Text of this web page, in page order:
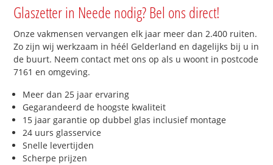
Glaszetter in Neede nodig? Bel ons direct!
Onze vakmensen vervangen elk jaar meer dan 2.400 ruiten.
Zo zijn wij werkzaam in héél Gelderland en dagelijks bij u in
de buurt. Neem contact met ons op als u woont in postcode
7161 en omgeving.
Meer dan 25 jaar ervaring
Gegarandeerd de hoogste kwaliteit
15 jaar garantie op dubbel glas inclusief montage
24 uurs glasservice
Snelle levertijden
Scherpe prijzen